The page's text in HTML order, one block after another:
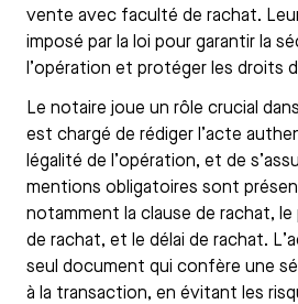
vente avec faculté de rachat.
imposé par la loi pour garantir la
l’opération et protéger les droits
Le notaire joue un rôle crucial
est chargé de rédiger l’acte
légalité de l’opération, et de
mentions obligatoires sont
notamment la clause de rachat, le
de rachat, et le délai de rachat.
seul document qui confère une
à la transaction, en évitant les